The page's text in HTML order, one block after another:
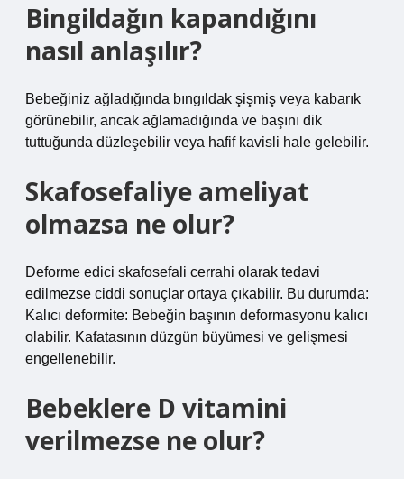
Bingildağın kapandığını
nasıl anlaşılır?
Bebeğiniz ağladığında bıngıldak şişmiş veya kabarık
görünebilir, ancak ağlamadığında ve başını dik
tuttuğunda düzleşebilir veya hafif kavisli hale gelebilir.
Skafosefaliye ameliyat
olmazsa ne olur?
Deforme edici skafosefali cerrahi olarak tedavi
edilmezse ciddi sonuçlar ortaya çıkabilir. Bu durumda:
Kalıcı deformite: Bebeğin başının deformasyonu kalıcı
olabilir. Kafatasının düzgün büyümesi ve gelişmesi
engellenebilir.
Bebeklere D vitamini
verilmezse ne olur?